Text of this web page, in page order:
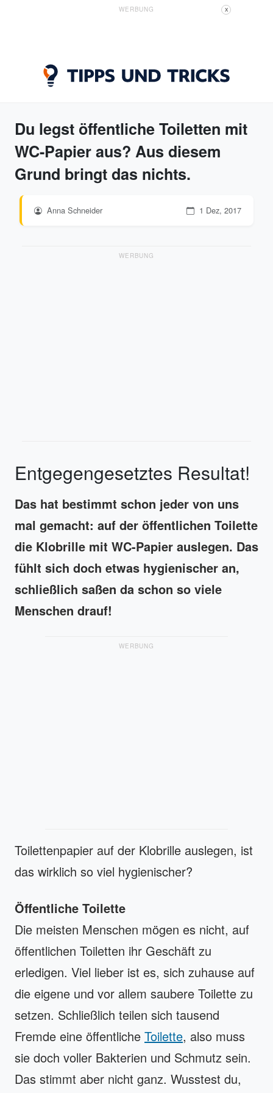
WERBUNG X
Du legst öffentliche Toiletten mit
WC-Papier aus? Aus diesem
Grund bringt das nichts.
Anna Schneider 1 Dez, 2017
WERBUNG
Entgegengesetztes Resultat!
Das hat bestimmt schon jeder von uns
mal gemacht: auf der öffentlichen Toilette
die Klobrille mit WC-Papier auslegen. Das
fühlt sich doch etwas hygienischer an,
schließlich saßen da schon so viele
Menschen drauf!
WERBUNG
Toilettenpapier auf der Klobrille auslegen, ist
das wirklich so viel hygienischer?
Öffentliche Toilette
Die meisten Menschen mögen es nicht, auf
öffentlichen Toiletten ihr Geschäft zu
erledigen. Viel lieber ist es, sich zuhause auf
die eigene und vor allem saubere Toilette zu
setzen. Schließlich teilen sich tausend
Fremde eine öffentliche Toilette, also muss
sie doch voller Bakterien und Schmutz sein.
Das stimmt aber nicht ganz. Wusstest du,